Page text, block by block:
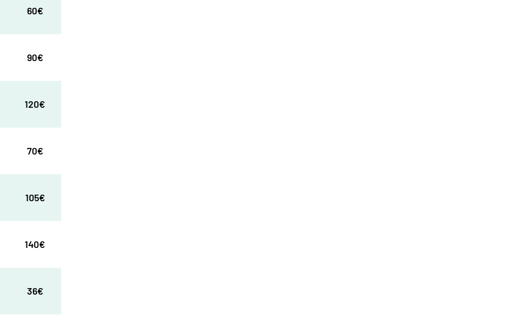
60€
90€
120€
70€
105€
140€
36€